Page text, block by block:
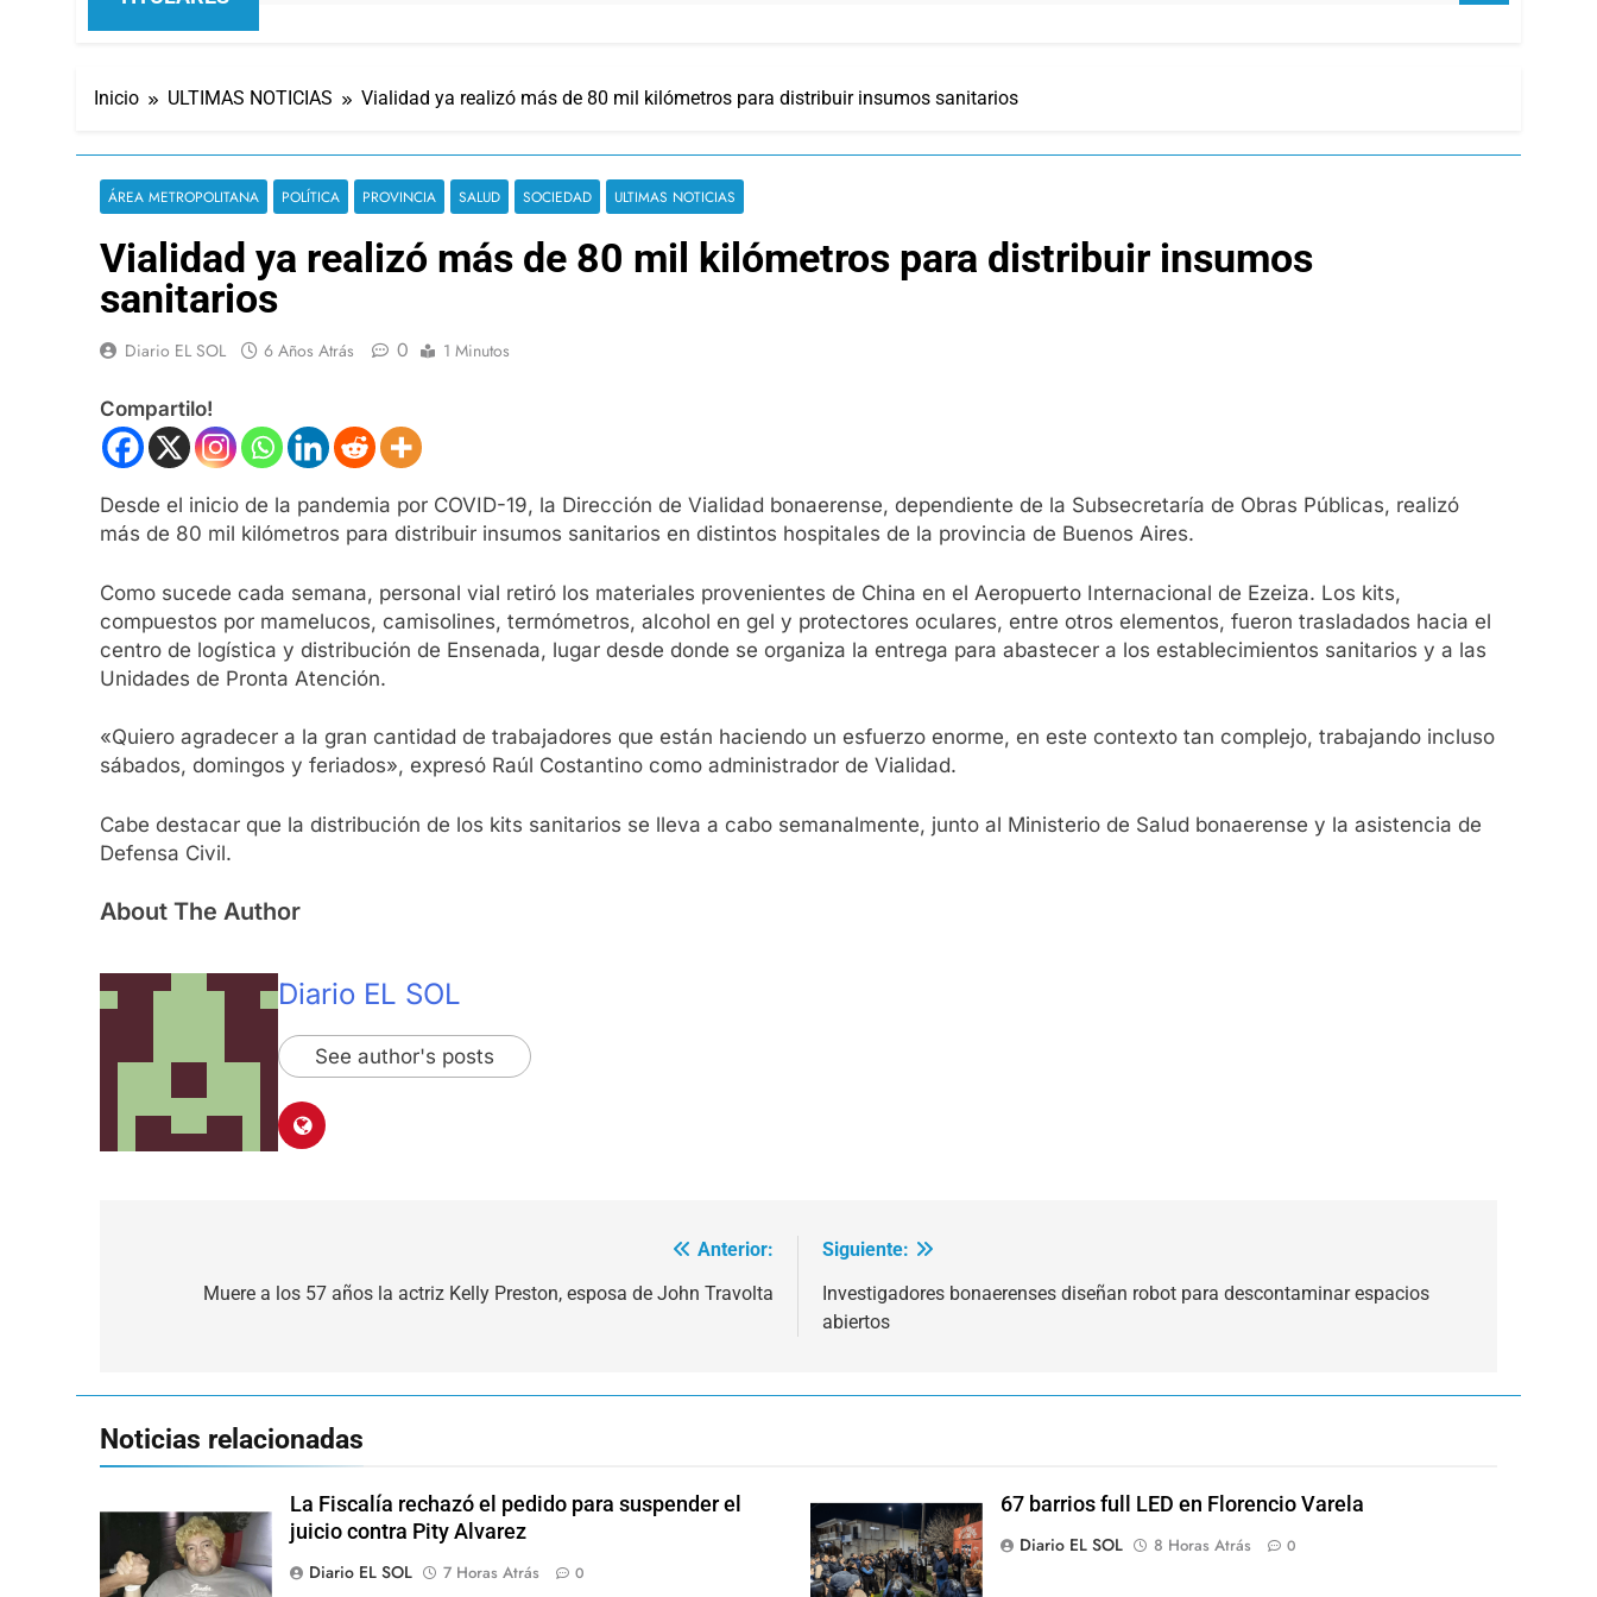
Inicio ULTIMAS NOTICIAS Vialidad ya realizó más de 80 mil kilómetros para distribuir insumos sanitarios
ÁREA METROPOLITANA POLÍTICA PROVINCIA SALUD SOCIEDAD ULTIMAS NOTICIAS
Vialidad ya realizó más de 80 mil kilómetros para distribuir insumos
sanitarios
Diario EL SOL 6 Años Atrás 0 1 Minutos
Compartilo!
Desde el inicio de la pandemia por COVID-19, la Dirección de Vialidad bonaerense, dependiente de la Subsecretaría de Obras Públicas, realizó
más de 80 mil kilómetros para distribuir insumos sanitarios en distintos hospitales de la provincia de Buenos Aires.
Como sucede cada semana, personal vial retiró los materiales provenientes de China en el Aeropuerto Internacional de Ezeiza. Los kits,
compuestos por mamelucos, camisolines, termómetros, alcohol en gel y protectores oculares, entre otros elementos, fueron trasladados hacia el
centro de logística y distribución de Ensenada, lugar desde donde se organiza la entrega para abastecer a los establecimientos sanitarios y a las
Unidades de Pronta Atención.
«Quiero agradecer a la gran cantidad de trabajadores que están haciendo un esfuerzo enorme, en este contexto tan complejo, trabajando incluso
sábados, domingos y feriados», expresó Raúl Costantino como administrador de Vialidad.
Cabe destacar que la distribución de los kits sanitarios se lleva a cabo semanalmente, junto al Ministerio de Salud bonaerense y la asistencia de
Defensa Civil.
About The Author
Diario EL SOL
See author's posts
Anterior:
Muere a los 57 años la actriz Kelly Preston, esposa de John Travolta
Siguiente:
Investigadores bonaerenses diseñan robot para descontaminar espacios
abiertos
Noticias relacionadas
La Fiscalía rechazó el pedido para suspender el
juicio contra Pity Alvarez
Diario EL SOL
7 Horas Atrás 0
67 barrios full LED en Florencio Varela
Diario EL SOL
8 Horas Atrás 0